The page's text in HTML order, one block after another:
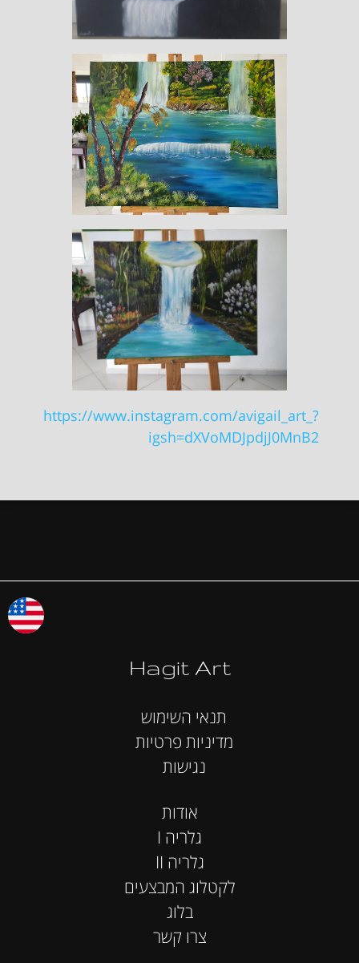
https://www.instagram.com/avigail_art_?
igsh=dXVoMDJpdjJ0MnB2
Hagit Art
אודות
I גלריה
II גלריה
לקטלוג המבצעים
בלוג
צרו קשר
תנאי השימוש
מדיניות פרטיות
נגישות